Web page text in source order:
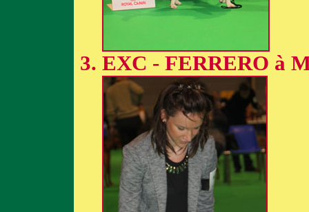
EXC - FERRERO à